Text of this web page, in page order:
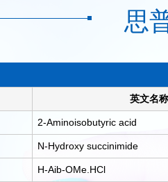
思
英文名称
2-Aminoisobutyric acid
N-Hydroxy succinimide
H-Aib-OMe.HCl